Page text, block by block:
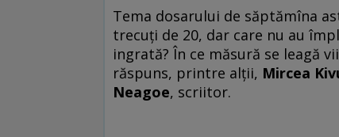
Tema dosarului de săptămîna
trecuţi de 20, dar care nu au
ingrată? În ce măsură se leagă
răspuns, printre alţii, Mircea
Neagoe, scriitor.